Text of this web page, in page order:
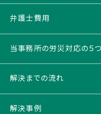
弁護士費用
当事務所の労災対応の５
解決までの流れ
解決事例